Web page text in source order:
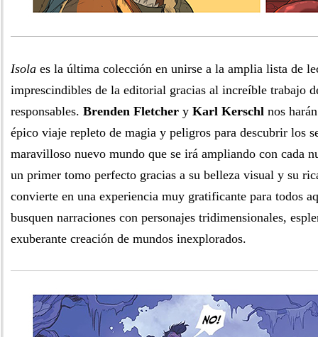
Isola es la última colección en unirse a la amplia lista de
imprescindibles de la editorial gracias al increíble trabajo
responsables. Brenden Fletcher y Karl Kerschl nos
épico viaje repleto de magia y peligros para descubrir los
maravilloso nuevo mundo que se irá ampliando con cada
un primer tomo perfecto gracias a su belleza visual y su
convierte en una experiencia muy gratificante para todos
busquen narraciones con personajes tridimensionales,
exuberante creación de mundos inexplorados.